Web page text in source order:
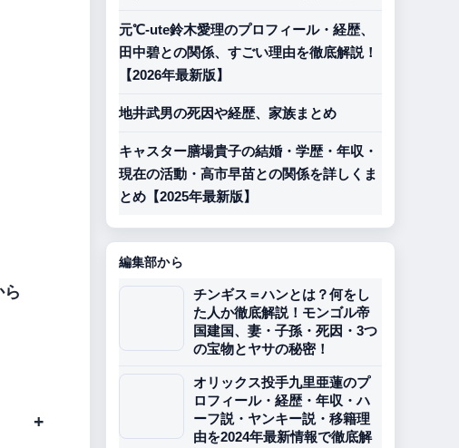
元℃-ute鈴木愛理のプロフィール・経歴、
田中碧との関係、すごい理由を徹底解説！
【2026年最新版】
地井武男の死因や経歴、家族まとめ
キャスター膳場貴子の結婚・学歴・年収・
現在の活動・高市早苗との関係を詳しくま
とめ【2025年最新版】
編集部から
チンギス＝ハンとは？何をし
た人か徹底解説！モンゴル帝
国建国、妻・子孫・死因・3つ
の宝物とヤサの秘密！
オリックス投手九里亜蓮のプ
ロフィール・経歴・年収・ハ
ーフ説・ヤンキー説・移籍理
由を2024年最新情報で徹底解